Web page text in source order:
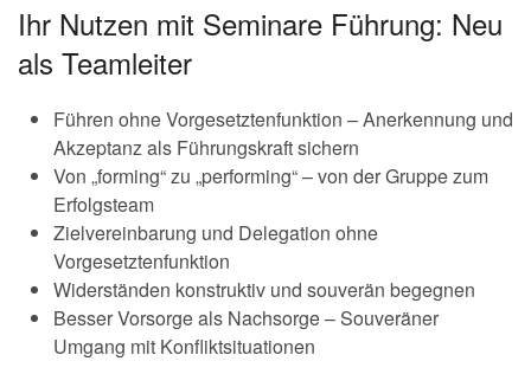
Ihr Nutzen mit Seminare Führung: Neu
als Teamleiter
Führen ohne Vorgesetztenfunktion – Anerkennung und
Akzeptanz als Führungskraft sichern
Von „forming“ zu „performing“ – von der Gruppe zum
Erfolgsteam
Zielvereinbarung und Delegation ohne
Vorgesetztenfunktion
Widerständen konstruktiv und souverän begegnen
Besser Vorsorge als Nachsorge – Souveräner
Umgang mit Konfliktsituationen